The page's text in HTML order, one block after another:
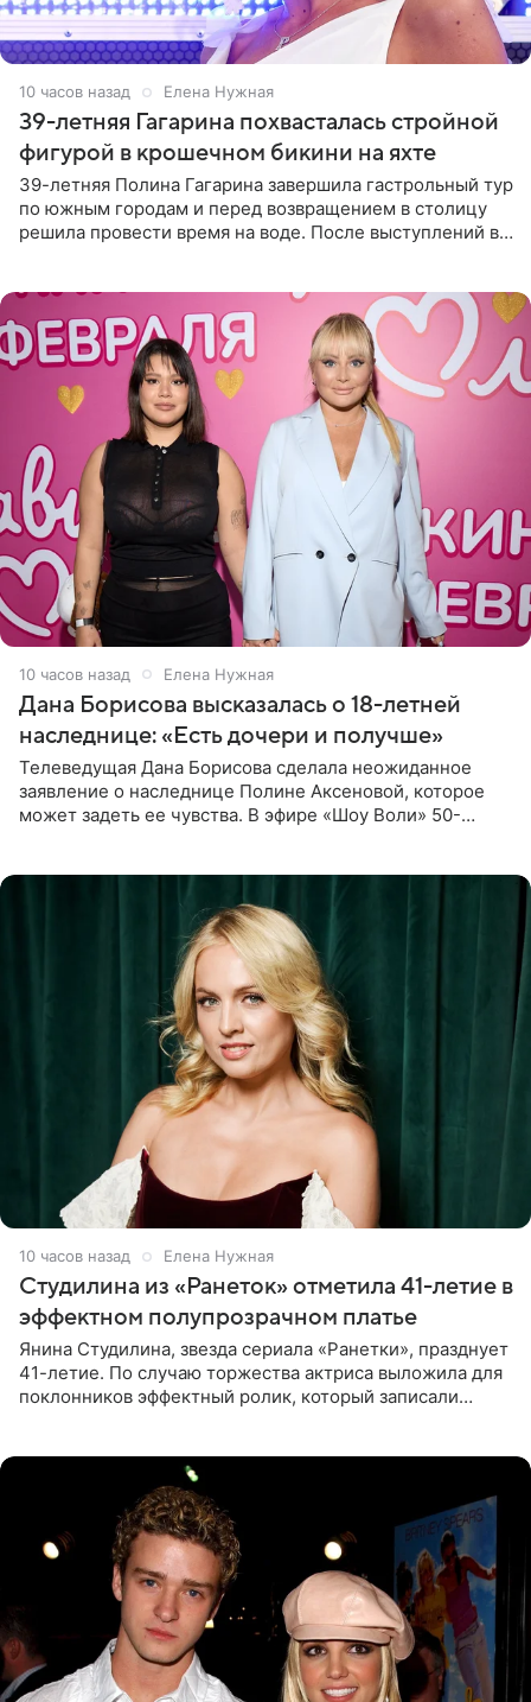
10 часов назад Елена Нужная
39-летняя Гагарина похвасталась стройной
фигурой в крошечном бикини на яхте
39-летняя Полина Гагарина завершила гастрольный тур
по южным городам и перед возвращением в столицу
решила провести время на воде. После выступлений в
10 часов назад Елена Нужная
Дана Борисова высказалась о 18-летней
наследнице: «Есть дочери и получше»
Телеведущая Дана Борисова сделала неожиданное
заявление о наследнице Полине Аксеновой, которое
может задеть ее чувства. В эфире «Шоу Воли» 50-
10 часов назад Елена Нужная
Студилина из «Ранеток» отметила 41-летие в
эффектном полупрозрачном платье
Янина Студилина, звезда сериала «Ранетки», празднует
41-летие. По случаю торжества актриса выложила для
поклонников эффектный ролик, который записали